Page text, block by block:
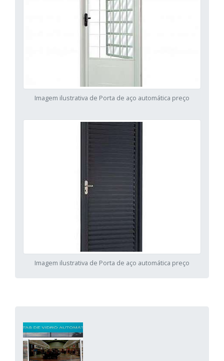
Imagem ilustrativa de Porta de aço automática preço
Imagem ilustrativa de Porta de aço automática preço